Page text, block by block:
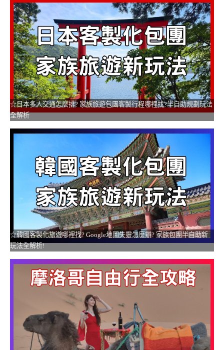
☆日本多人交通怎麼排? 家族旅遊包團客製行程哪裡找?半自助規劃玩法
全解析
☆韓國客製化旅遊哪裡找? Google地圖失靈怎麼辦? 家族包團半自助新
玩法全解析!